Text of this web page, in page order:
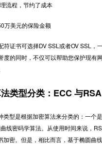
流程，节约了成本
万美元的保险金额
符证书可选择DV SSL或者OV SSL，
度的同时，不仅可以帮助您保护现有
类型分类：ECC 与RSA
类型是根据加密算法来分类的：一个
线密码学算法。从使用时间来说，
加密。但是，相比而言，基于椭圆曲